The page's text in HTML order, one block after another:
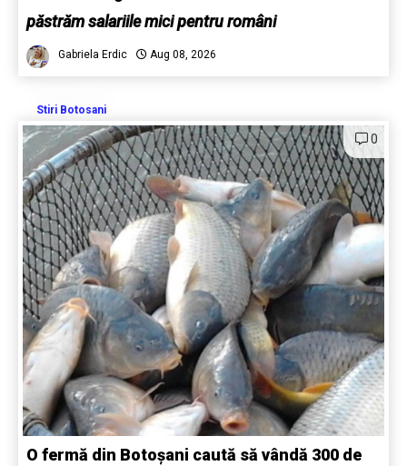
păstrăm salariile mici pentru români
Gabriela Erdic Aug 08, 2026
Stiri Botosani
0
O fermă din Botoșani caută să vândă 300 de